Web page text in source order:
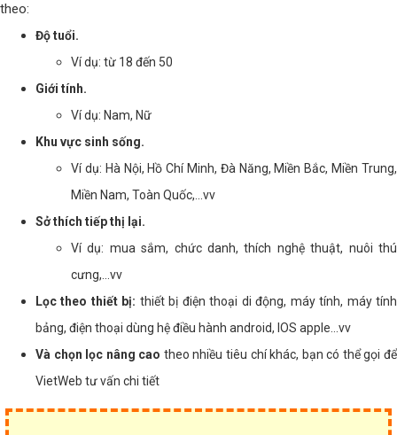
theo:
Độ tuổi.
Ví dụ: từ 18 đến 50
Giới tính.
Ví dụ: Nam, Nữ
Khu vực sinh sống.
Ví dụ: Hà Nội, Hồ Chí Minh, Đà Năng, Miền Bắc, Miền Trung,
Miền Nam, Toàn Quốc,...vv
Sở thích tiếp thị lại.
Ví dụ: mua sắm, chức danh, thích nghệ thuật, nuôi thú
cưng,...vv
Lọc theo thiết bị: thiết bị điện thoại di động, máy tính, máy tính
bảng, điện thoại dùng hệ điều hành android, IOS apple...vv
Và chọn lọc nâng cao theo nhiều tiêu chí khác, bạn có thể gọi để
VietWeb tư vấn chi tiết